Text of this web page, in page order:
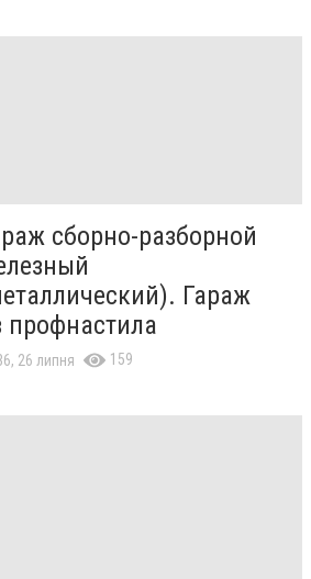
сборно-разборной
Гараж
профнастила
26 липня 159